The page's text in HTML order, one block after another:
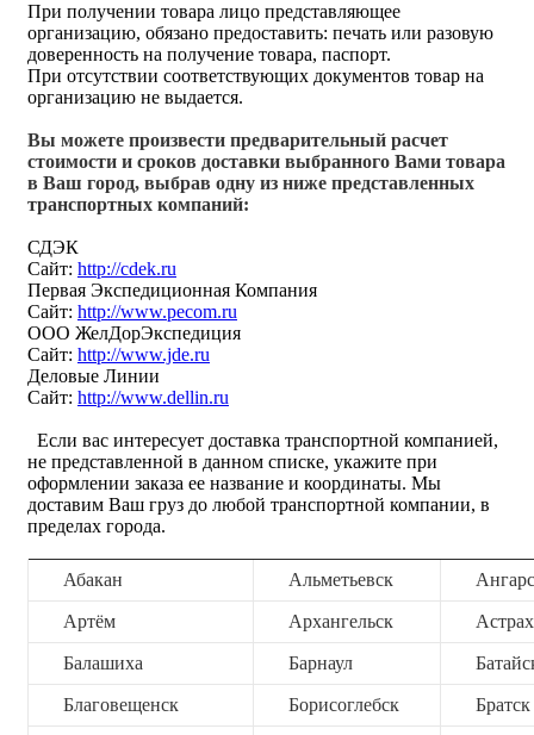
При получении товара лицо представляющее
организацию, обязано предоставить: печать или разовую
доверенность на получение товара, паспорт.
При отсутствии соответствующих документов товар на
организацию не выдается.
Вы можете произвести предварительный расчет
стоимости и сроков доставки выбранного Вами товара
в Ваш город, выбрав одну из ниже представленных
транспортных компаний:
СДЭК
Сайт: http://cdek.ru
Первая Экспедиционная Компания
Сайт: http://www.pecom.ru
ООО ЖелДорЭкспедиция
Сайт: http://www.jde.ru
Деловые Линии
Сайт: http://www.dellin.ru
Если вас интересует доставка транспортной компанией,
не представленной в данном списке, укажите при
оформлении заказа ее название и координаты. Мы
доставим Ваш груз до любой транспортной компании, в
пределах города.
Абакан Альметьевск
Артём Архангельск
Балашиха Барнаул
Благовещенск Борисоглебск Братск